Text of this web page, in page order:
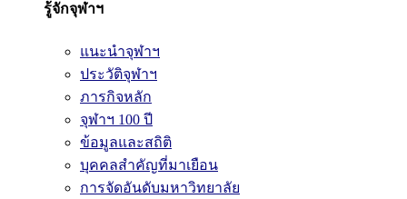
รู้จักจุฬาฯ
แนะนำจุฬาฯ
ประวัติจุฬาฯ
ภารกิจหลัก
จุฬาฯ 100 ปี
ข้อมูลและสถิติ
บุคคลสำคัญที่มาเยือน
การจัดอันดับมหาวิทยาลัย